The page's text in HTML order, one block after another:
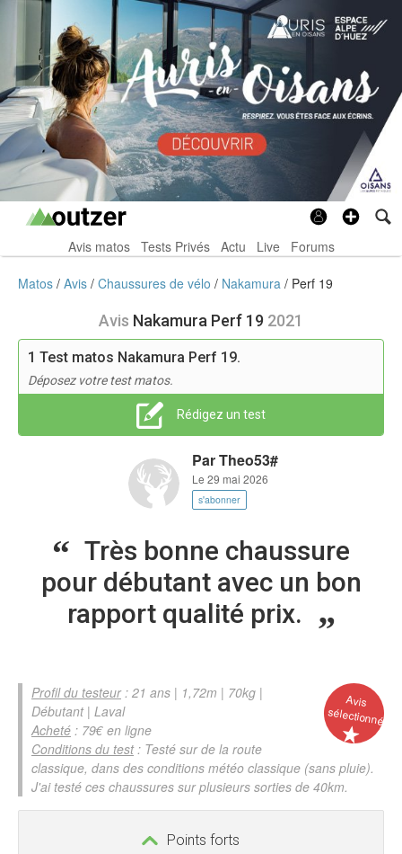
Avis matos Tests Privés Actu Live Forums
Matos Avis Chaussures de vélo Nakamura Perf 19
Avis Nakamura Perf 19 2021
1 Test matos Nakamura Perf 19.
Déposez votre test matos.
Rédigez un test
ParTheo53#
Le 29 mai 2026
s'abonner
Très bonne chaussure
pour débutant avec un bon
rapport qualité prix.
Avis
sélectionné
Profil du testeur: 21 ans | 1,72m | 70kg |
Débutant | Laval
Acheté : 79€ en ligne
Conditions du test: Testé sur de la route
classique, dans des conditions météo classique (sans pluie).
J'ai testé ces chaussures sur plusieurs sorties de 40km.
Points forts